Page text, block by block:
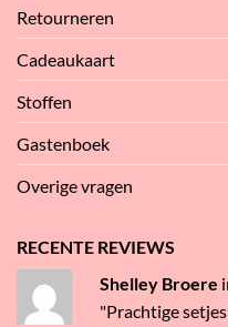
Retourneren
Cadeaukaart
Stoffen
Gastenboek
Overige vragen
RECENTE REVIEWS
Shelley Broere
"Prachtige